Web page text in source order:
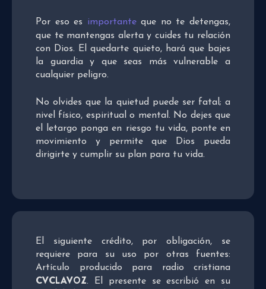
Por eso es importanteque no te detengas,
que te mantengas alerta y cuides tu relación
con Dios. El quedarte quieto, hará que bajes
la guardia y que seas más vulnerable a
cualquier peligro.
No olvides que la quietud puede ser fatal; a
nivel físico, espiritual o mental. No dejes que
el letargo ponga en riesgo tu vida, ponte en
movimiento y permite que Dios pueda
dirigirte y cumplir su plan para tu vida.
El siguiente crédito, por obligación, se
requiere para su uso por otras fuentes:
Artículo producido para radio cristiana
CVCLAVOZ. El presente se escribió en su